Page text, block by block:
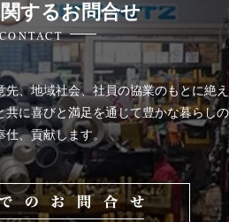
するお問合せ
先、地域社会、社員の協業のもとに絶え
共に喜びと満足を通じて豊かな暮らしの
仕、貢献します。